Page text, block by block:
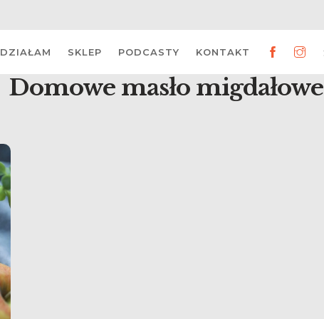
DZIAŁAM SKLEP PODCASTY KONTAKT
Domowe masło migdałowe